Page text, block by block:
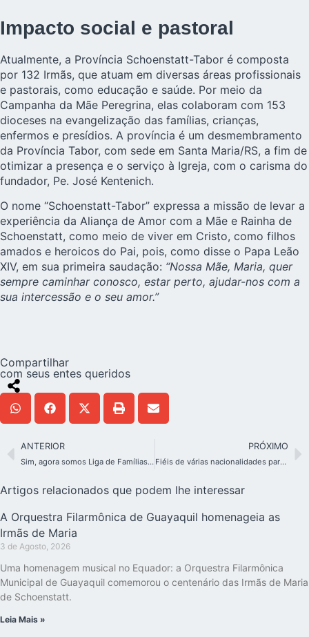
Impacto social e pastoral
Atualmente, a Província Schoenstatt-Tabor é composta
por 132 Irmãs, que atuam em diversas áreas profissionais
e pastorais, como educação e saúde. Por meio da
Campanha da Mãe Peregrina, elas colaboram com 153
dioceses na evangelização das famílias, crianças,
enfermos e presídios. A província é um desmembramento
da Província Tabor, com sede em Santa Maria/RS, a fim de
otimizar a presença e o serviço à Igreja, com o carisma do
fundador, Pe. José Kentenich.
O nome “Schoenstatt-Tabor” expressa a missão de levar a
experiência da Aliança de Amor com a Mãe e Rainha de
Schoenstatt, como meio de viver em Cristo, como filhos
amados e heroicos do Pai, pois, como disse o Papa Leão
XIV, em sua primeira saudação: “Nossa Mãe, Maria, quer
sempre caminhar conosco, estar perto, ajudar-nos com a
sua intercessão e o seu amor.”
Compartilhar
com seus entes queridos
ANTERIOR
Sim, agora somos Liga de Famílias da Europa!
PRÓXIMO
Fiéis de várias nacionalidades participam de romaria internacional de Schoenstatt em Luxemburgo
Artigos relacionados que podem lhe interessar
A Orquestra Filarmônica de Guayaquil homenageia as
Irmãs de Maria
3 de Agosto, 2026
Uma homenagem musical no Equador: a Orquestra Filarmônica
Municipal de Guayaquil comemorou o centenário das Irmãs de Maria
de Schoenstatt.
Leia Mais »